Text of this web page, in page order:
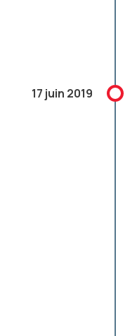
17 juin 2019